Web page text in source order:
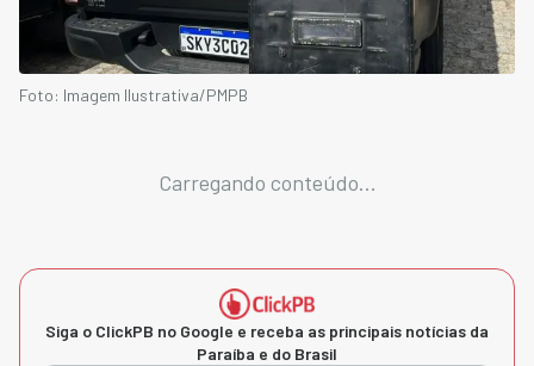
Foto: Imagem Ilustrativa/PMPB
Carregando conteúdo...
Siga o ClickPB no Google e receba as principais notícias da
Paraíba e do Brasil